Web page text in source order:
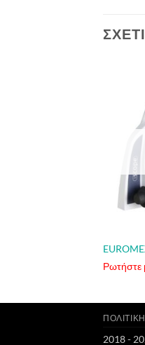
Ρωτήστε
2018 -